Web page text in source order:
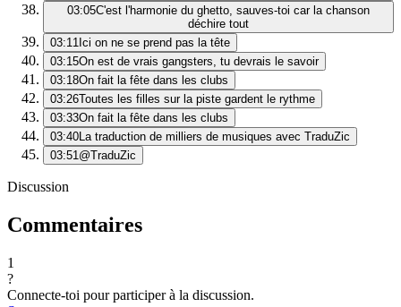
03:05C'est l'harmonie du ghetto, sauves-toi car la chanson
déchire tout
03:11 Ici on ne se prend pas la tête
03:15On est de vrais gangsters, tu devrais le savoir
03:18On fait la fête dans les clubs
03:26Toutes les filles sur la piste gardent le rythme
03:33On fait la fête dans les clubs
03:40La traduction de milliers de musiques avec TraduZic
03:51@TraduZic
Discussion
Commentaires
1
?
Connecte-toi pour participer à la discussion.